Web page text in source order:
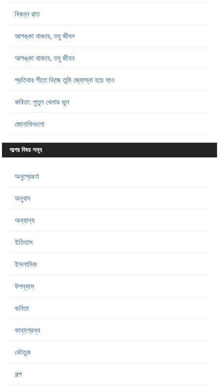
বিষন্ন রাত
আশঙ্কা থাকবে, তবু জীবন
আশঙ্কা থাকবে, তবু জীবন
প্রতিবার শীতে ভিজে তুমি জ্যোস্না হয়ে যাও
কবিতা: পুতুল খেলার ভুল
জোনাকিগুলো
গল্পের বিষয় সমূহ
অনুপ্রেরণা
অনুবাদ
অন্যান্য
ইতিহাস
ইসলামিক
উপন্যাস
কবিতা
কাব্যগ্রন্থ
কৌতুক
গল্প